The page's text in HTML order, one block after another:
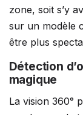
zone, soit s’y
sur un modèle
être plus
Détection
magique
La vision 360°